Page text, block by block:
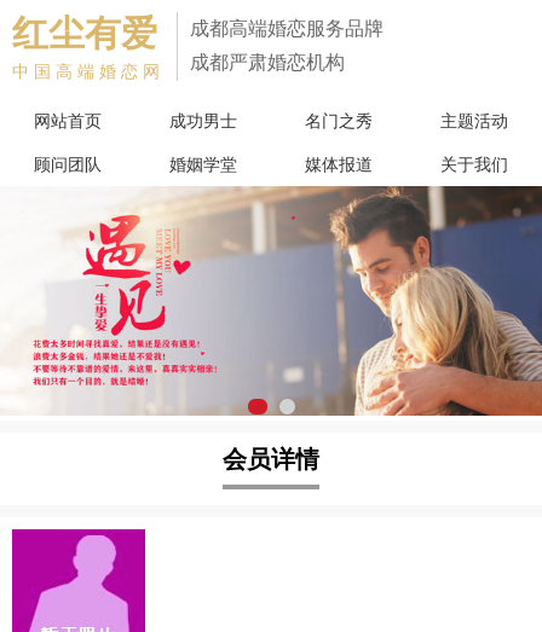
红尘有爱
中国高端婚恋网
成都高端婚恋服务品牌
成都严肃婚恋机构
网站首页 成功男士 名门之秀 主题活动
顾问团队 婚姻学堂 媒体报道 关于我们
会员详情